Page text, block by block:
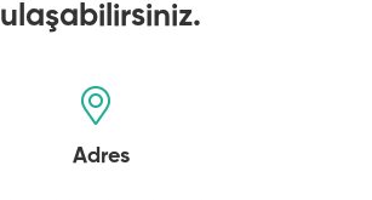
ulaşabilirsiniz.
Adres